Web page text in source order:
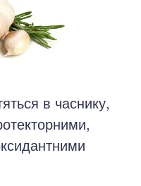
в часнику,